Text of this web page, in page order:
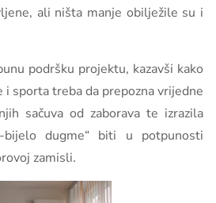
ali ništa manje obilježile su i
podršku projektu, kazavši kako
sporta treba da prepozna vrijedne
sačuva od zaborava te izrazila
bijelo dugme“ biti u potpunosti
zamisli.